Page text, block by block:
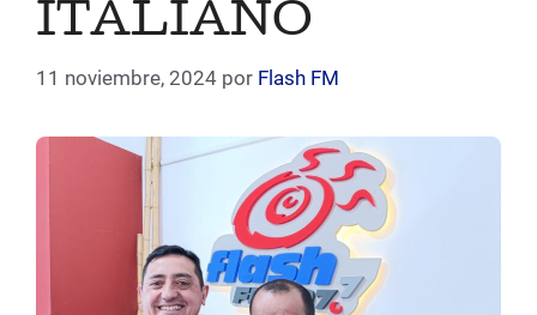
ITALIANO
11 noviembre, 2024 por Flash FM